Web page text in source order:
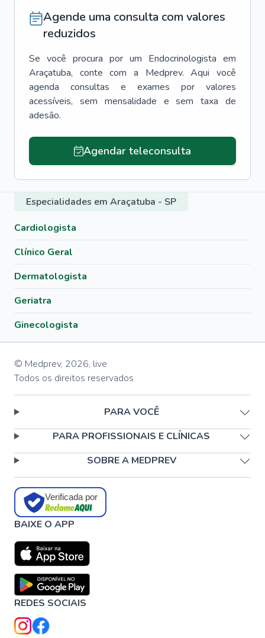
Agende uma consulta com valores
reduzidos
Se você procura por um Endocrinologista em
Araçatuba, conte com a Medprev. Aqui você
agenda consultas e exames por valores
acessíveis, sem mensalidade e sem taxa de
adesão.
Agendar teleconsulta
Especialidades em Araçatuba - SP
Cardiologista
Clínico Geral
Dermatologista
Geriatra
Ginecologista
© Medprev, 2026, live
Todos os direitos reservados
PARA VOCÊ
PARA PROFISSIONAIS E CLÍNICAS
SOBRE A MEDPREV
Verificada por
BAIXE O APP
REDES SOCIAIS